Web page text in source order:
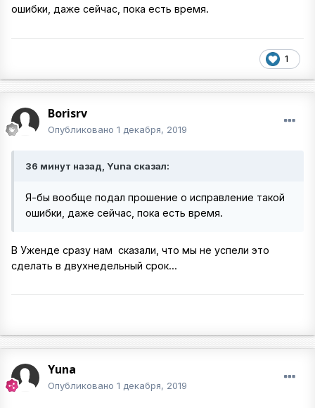
ошибки, даже сейчас, пока есть время.
1
Borisrv
Опубликовано 1 декабря, 2019
36 минут назад, Yuna сказал:
Я-бы вообще подал прошение о исправление такой
ошибки, даже сейчас, пока есть время.
В Уженде сразу нам сказали, что мы не успели это
сделать в двухнедельный срок...
Yuna
Опубликовано 1 декабря, 2019